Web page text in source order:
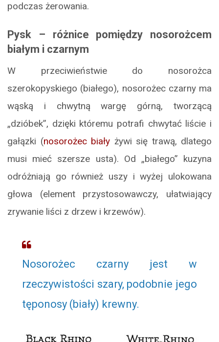
podczas żerowania.
Pysk – różnice pomiędzy nosorożcem
białym i czarnym
W przeciwieństwie do nosorożca
szerokopyskiego (białego), nosorożec czarny ma
wąską i chwytną wargę górną, tworzącą
„dzióbek”, dzięki któremu potrafi chwytać liście i
gałązki (nosorożec biały żywi się trawą, dlatego
musi mieć szersze usta). Od „białego” kuzyna
odróżniają go również uszy i wyżej ulokowana
głowa (element przystosowawczy, ułatwiający
zrywanie liści z drzew i krzewów).
Nosorożec czarny jest w
rzeczywistości szary, podobnie jego
tęponosy (biały) krewny.